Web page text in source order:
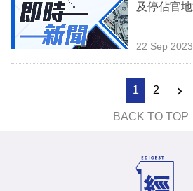
及停佔官
22 Sep 2023
1 2
BACK TO TOP